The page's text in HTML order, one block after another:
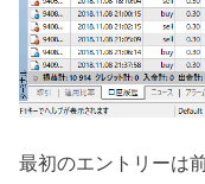
最初のエントリーは